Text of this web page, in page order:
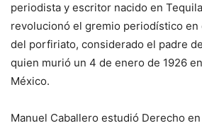
periodista y escritor nacido en
revolucionó el gremio periodístico en
del porfiriato, considerado el padre
quien murió un 4 de enero de 1926
México.
Manuel Caballero estudió Derecho